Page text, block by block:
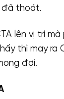
đã thoát.
lên vị trí mà
thì may ra
đợi.